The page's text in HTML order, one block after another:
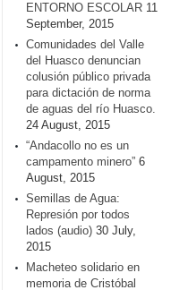
ENTORNO ESCOLAR 11
September, 2015
Comunidades del Valle
del Huasco denuncian
colusión público privada
para dictación de norma
de aguas del río Huasco.
24 August, 2015
“Andacollo no es un
campamento minero” 6
August, 2015
Semillas de Agua:
Represión por todos
lados (audio) 30 July,
2015
Macheteo solidario en
memoria de Cristóbal